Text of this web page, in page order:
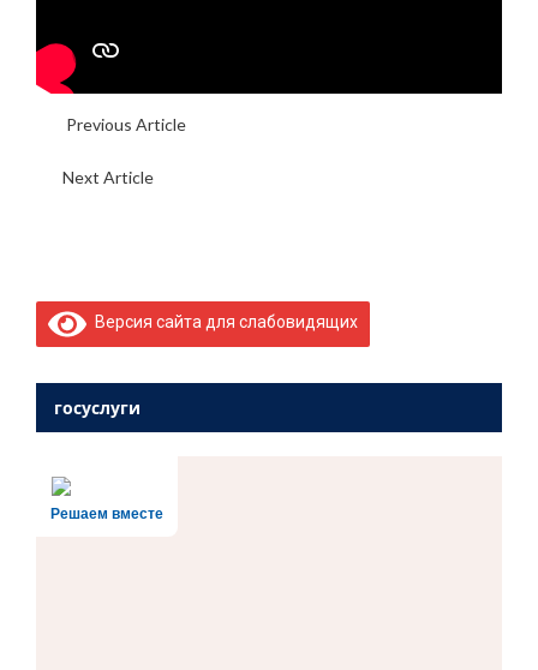
Previous ArticleЗнакомство с культурой славянских
Next Article
Версия сайта для слабовидящих
госуслуги
Решаем вместе